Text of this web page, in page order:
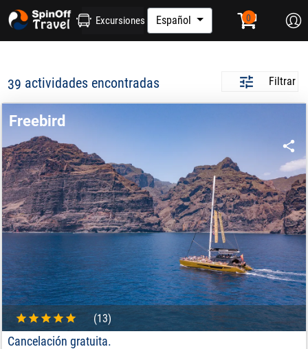
Excursiones Español
39 actividades encontradas Filtrar
(13)
Freebird
Cancelación gratuita.